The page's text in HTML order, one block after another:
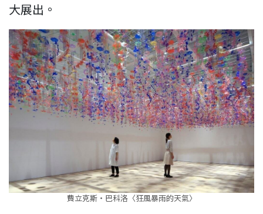
大展出。
費立克斯‧巴科洛〈狂風暴雨的天氣〉